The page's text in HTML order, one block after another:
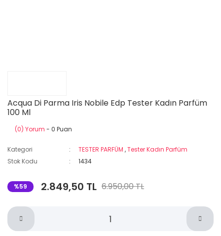
Acqua Di Parma Iris Nobile Edp Tester Kadın Parfüm
100 Ml
(0) Yorum - 0 Puan
Kategori TESTER PARFÜM ,Tester Kadın Parfüm
Stok Kodu
1434
%59 2.849,50 TL 6.950,00 TL